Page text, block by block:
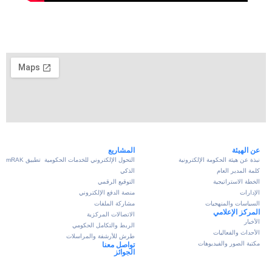
عن الهيئة
نبذة عن هيئة الحكومة الإلكترونية
كلمة المدير العام
الخطة الاستراتيجية
الإدارات
السياسات والمنهجيات
المركز الإعلامي
الأخبار
الأحداث والفعاليات
مكتبة الصور والفيديوهات
المشاريع
التحول الإلكتروني للخدمات الحكومية
تطبيق mRAK
الذكي
التوقيع الرقمي
منصة الدفع الإلكتروني
مشاركة الملفات
الاتصالات المركزية
الربط والتكامل الحكومي
طرش للأرشفة والمراسلات
تواصل معنا
الجوائز